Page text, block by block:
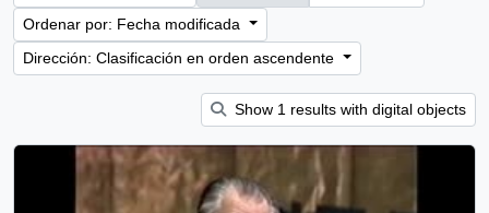
Ordenar por: Fecha modificada
Dirección: Clasificación en orden ascendente
Show 1 results with digital objects